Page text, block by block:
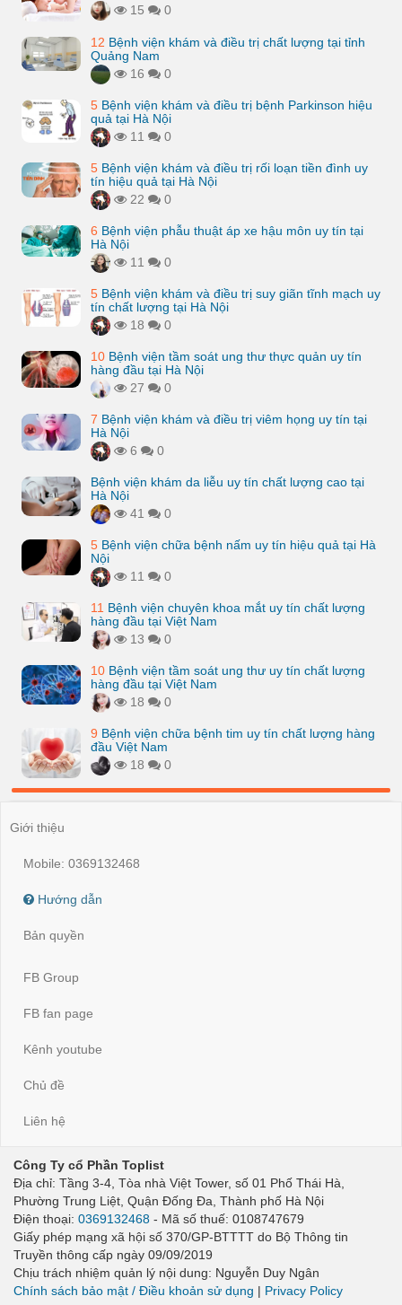
15
0
12 Bệnh viện khám và điều trị chất lượng tại tỉnh
Quảng Nam
16
0
5 Bệnh viện khám và điều trị bệnh Parkinson hiệu
quả tại Hà Nội
11
0
5 Bệnh viện khám và điều trị rối loạn tiền đình uy
tín hiệu quả tại Hà Nội
22
0
6 Bệnh viện phẫu thuật áp xe hậu môn uy tín tại
Hà Nội
11
0
5 Bệnh viện khám và điều trị suy giãn tĩnh mạch uy
tín chất lượng tại Hà Nội
18
0
10 Bệnh viện tầm soát ung thư thực quản uy tín
hàng đầu tại Hà Nội
27
0
7 Bệnh viện khám và điều trị viêm họng uy tín tại
Hà Nội
6
0
Bệnh viện khám da liễu uy tín chất lượng cao tại
Hà Nội
41
0
5 Bệnh viện chữa bệnh nấm uy tín hiệu quả tại Hà
Nội
11
0
11 Bệnh viện chuyên khoa mắt uy tín chất lượng
hàng đầu tại Việt Nam
13
0
10 Bệnh viện tầm soát ung thư uy tín chất lượng
hàng đầu tại Việt Nam
18
0
9 Bệnh viện chữa bệnh tim uy tín chất lượng hàng
đầu Việt Nam
18
0
Giới thiệu
Mobile: 0369132468
Hướng dẫn
Bản quyền
FB Group
FB fan page
Kênh youtube
Chủ đề
Liên hệ
Công Ty cổ Phần Toplist
Địa chỉ: Tầng 3-4, Tòa nhà Việt Tower, số 01 Phố Thái Hà,
Phường Trung Liệt, Quận Đống Đa, Thành phố Hà Nội
Điện thoại: 0369132468 - Mã số thuế: 0108747679
Giấy phép mạng xã hội số 370/GP-BTTTT do Bộ Thông tin
Truyền thông cấp ngày 09/09/2019
Chịu trách nhiệm quản lý nội dung: Nguyễn Duy Ngân
Chính sách bảo mật / Điều khoản sử dụng | Privacy Policy